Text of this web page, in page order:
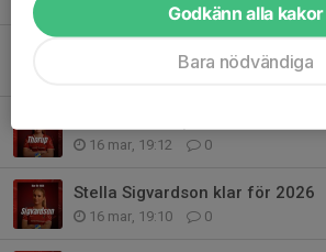
0
16 mar, 19:12 0
Stella Sigvardson klar för 2026
16 mar, 19:10 0
Godkänn alla kakor
Bara nödvändiga